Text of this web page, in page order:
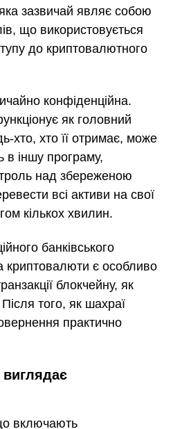
зазвичай являє собою
що використовується
до криптовалютного
конфіденційна.
як головний
хто, хто її отримає, може
в іншу програму,
над збереженою
всі активи на свої
кількох хвилин.
банківського
криптовалюти є особливо
блокчейну, як
того, як шахраї
практично
включають